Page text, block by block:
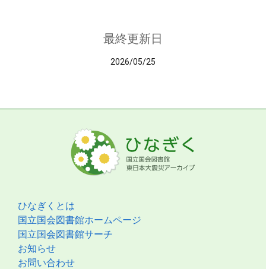
最終更新日
2026/05/25
ひなぎくとは
国立国会図書館ホームページ
国立国会図書館サーチ
お知らせ
お問い合わせ